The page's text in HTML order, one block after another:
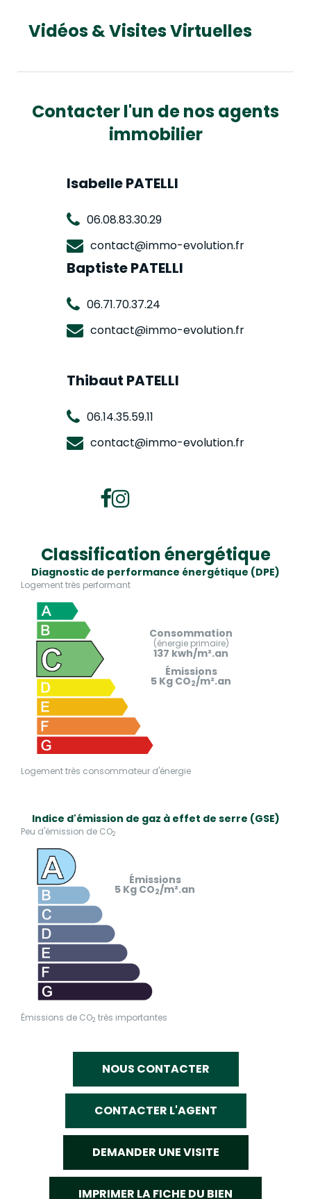
Vidéos & Visites Virtuelles
Contacter l'un de nos agents
immobilier
Isabelle PATELLI
06.08.83.30.29
contact@immo-evolution.fr
Baptiste PATELLI
06.71.70.37.24
contact@immo-evolution.fr
Thibaut PATELLI
06.14.35.59.11
contact@immo-evolution.fr
Classification énergétique
Diagnostic de performance énergétique (DPE)
Logement très performant
Logement très consommateur d'énergie
Consommation
(énergie primaire)
137 kwh/m².an
Émissions
5 Kg CO2/m².an
Indice d'émission de gaz à effet de serre (GSE)
Peu d'émission de CO2
Émissions de CO2 très importantes
Émissions
5 Kg CO2/m².an
NOUS CONTACTER
CONTACTER L'AGENT
DEMANDER UNE VISITE
IMPRIMER LA FICHE DU BIEN